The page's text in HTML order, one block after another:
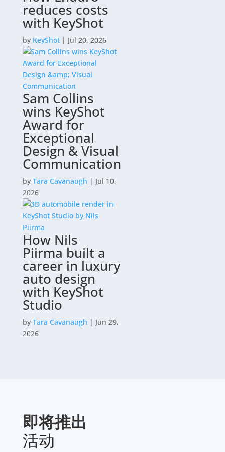
reduces costs
with KeyShot
by KeyShot| Jul 20, 2026
Sam Collins
wins KeyShot
Award for
Exceptional
Design & Visual
Communication
by Tara Cavanaugh | Jul 10,
2026
How Nils
Piirma built a
career in luxury
auto design
with KeyShot
Studio
by Tara Cavanaugh | Jun 29,
2026
即将推出
活动